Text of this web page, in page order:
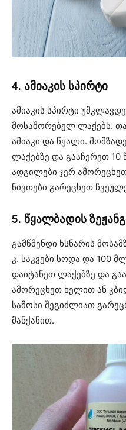
4. ამიაკის სპირტი
ამიაკის სპირტი
მოსაშორებელ ლაქებს.
ამიაკი და წყალი.
ლაქებზე და გააჩერეთ 10
ადგილები ჯერ
ნივთები გარეცხეთ
5. წყალბადის
გამწმენდი ხსნარის
კ. საკვები სოდა და 100
დაიტანეთ ლაქებზე და
ამორეცხეთ ხელით ან
სამოსი შეგიძლიათ
მანქანით.